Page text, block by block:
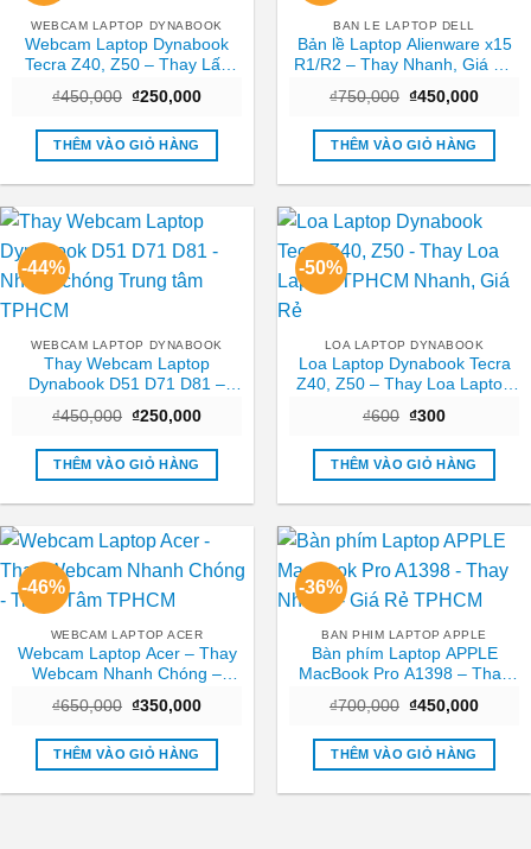
WEBCAM LAPTOP DYNABOOK
Webcam Laptop Dynabook
Tecra Z40, Z50 – Thay Lấy
₫450,000 Giá
là:
₫450,000.
₫250,000Giá
tại
₫250,000.
THÊM VÀO GIỎ HÀNG
BAN LE LAPTOP DELL
Bản lề Laptop Alienware x15
R1/R2 – Thay Nhanh, Giá Rẻ
₫750,000 Giá
là:
₫750,000.
₫450,000Giá
tại
THÊM VÀO GIỎ HÀNG
-44%
WEBCAM LAPTOP DYNABOOK
Thay Webcam Laptop
Dynabook D51 D71 D81 –
TPHCM
₫450,000 Giá
là:
₫450,000.
₫250,000Giá
tại
₫250,000.
THÊM VÀO GIỎ HÀNG
-50%
LOA LAPTOP DYNABOOK
Loa Laptop Dynabook Tecra
Z40, Z50 – Thay Loa Laptop
₫600 Giá
là:
₫600.
₫300Giá
tại
là:
₫300.
THÊM VÀO GIỎ HÀNG
-46%
WEBCAM LAPTOP ACER
Webcam Laptop Acer – Thay
Webcam Nhanh Chóng –
₫650,000 Giá
là:
₫650,000.
₫350,000Giá
tại
₫350,000.
THÊM VÀO GIỎ HÀNG
-36%
BAN PHIM LAPTOP APPLE
Bàn phím Laptop APPLE
MacBook Pro A1398 – Thay
₫700,000 Giá
là:
₫700,000.
₫450,000Giá
tại
THÊM VÀO GIỎ HÀNG